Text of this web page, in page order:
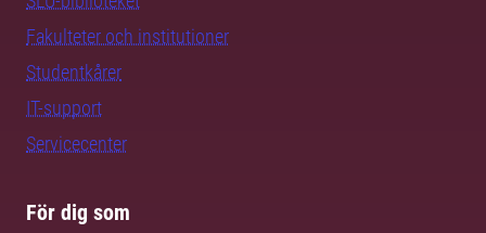
Fakulteter och institutioner
Studentkårer
IT-support
Servicecenter
För dig som